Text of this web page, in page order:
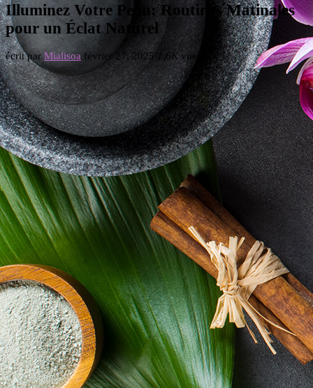
Illuminez Votre Peau: Routines Matinales
pour un Éclat Naturel
écrit parMialisoa février 27, 2025 1,6K vues